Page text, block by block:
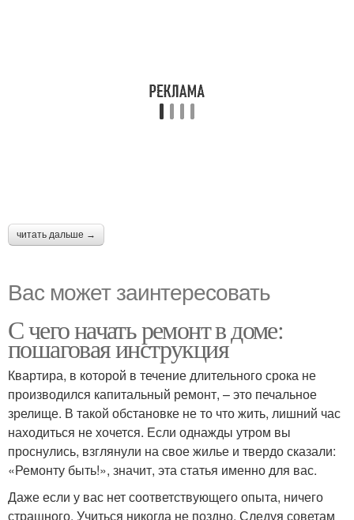
читать дальше →
Вас может заинтересовать
С чего начать ремонт в доме:
пошаговая инструкция
Квартира, в которой в течение длительного срока не
производился капитальный ремонт, – это печальное
зрелище. В такой обстановке не то что жить, лишний час
находиться не хочется. Если однажды утром вы
проснулись, взглянули на свое жилье и твердо сказали:
«Ремонту быть!», значит, эта статья именно для вас.
Даже если у вас нет соответствующего опыта, ничего
страшного. Учиться никогда не поздно. Следуя советам